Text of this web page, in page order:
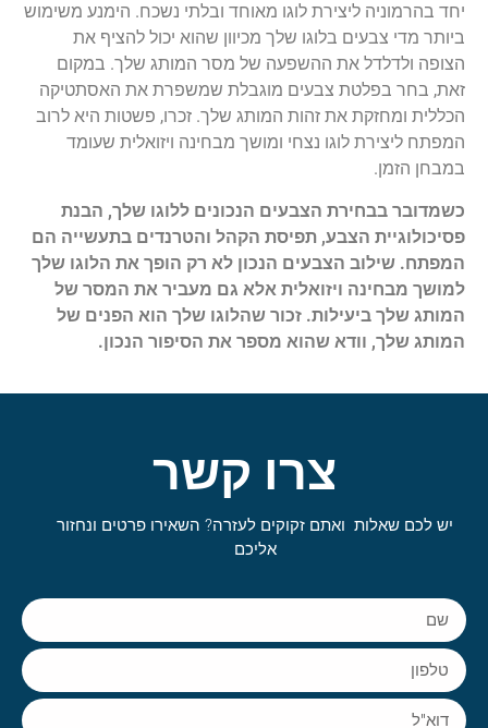
יחד בהרמוניה ליצירת לוגו מאוחד ובלתי נשכח. הימנע משימוש
ביותר מדי צבעים בלוגו שלך מכיוון שהוא יכול להציף את
הצופה ולדלדל את ההשפעה של מסר המותג שלך. במקום
זאת, בחר בפלטת צבעים מוגבלת שמשפרת את האסתטיקה
הכללית ומחזקת את זהות המותג שלך. זכרו, פשטות היא לרוב
המפתח ליצירת לוגו נצחי ומושך מבחינה ויזואלית שעומד
במבחן הזמן.
כשמדובר בבחירת הצבעים הנכונים ללוגו שלך, הבנת
פסיכולוגיית הצבע, תפיסת הקהל והטרנדים בתעשייה הם
המפתח. שילוב הצבעים הנכון לא רק הופך את הלוגו שלך
למושך מבחינה ויזואלית אלא גם מעביר את המסר של
המותג שלך ביעילות. זכור שהלוגו שלך הוא הפנים של
המותג שלך, וודא שהוא מספר את הסיפור הנכון.
צרו קשר
יש לכם שאלות ואתם זקוקים לעזרה? השאירו פרטים ונחזור
אליכם